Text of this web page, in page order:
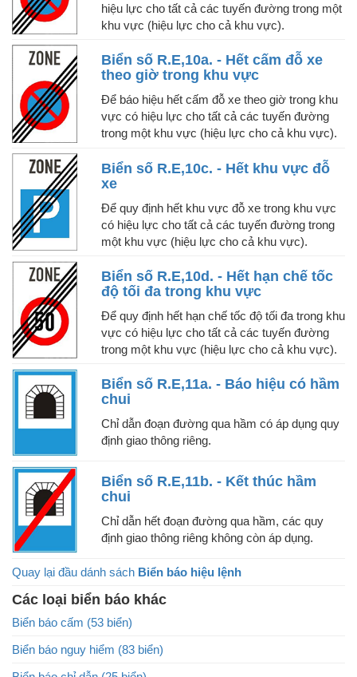
hiệu lực cho tất cả các tuyến đường trong một
khu vực (hiệu lực cho cả khu vực).
Biển số R.E,10a. - Hết cấm đỗ xe
theo giờ trong khu vực
Để báo hiệu hết cấm đỗ xe theo giờ trong khu
vực có hiệu lực cho tất cả các tuyến đường
trong một khu vực (hiệu lực cho cả khu vực).
Biển số R.E,10c. - Hết khu vực đỗ
xe
Để quy định hết khu vực đỗ xe trong khu vực
có hiệu lực cho tất cả các tuyến đường trong
một khu vực (hiệu lực cho cả khu vực).
Biển số R.E,10d. - Hết hạn chế tốc
độ tối đa trong khu vực
Để quy định hết hạn chế tốc độ tối đa trong khu
vực có hiệu lực cho tất cả các tuyến đường
trong một khu vực (hiệu lực cho cả khu vực).
Biển số R.E,11a. - Báo hiệu có hầm
chui
Chỉ dẫn đoạn đường qua hầm có áp dụng quy
định giao thông riêng.
Biển số R.E,11b. - Kết thúc hầm
chui
Chỉ dẫn hết đoạn đường qua hầm, các quy
định giao thông riêng không còn áp dụng.
Quay lại đầu dánh sách Biển báo hiệu lệnh
Các loại biển báo khác
Biển báo cấm (53 biển)
Biển báo nguy hiểm (83 biển)